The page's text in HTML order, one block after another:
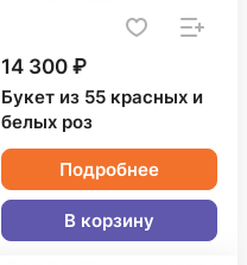
14 300 ₽
Букет из 55 красных и
белых роз
Подробнее
В корзину